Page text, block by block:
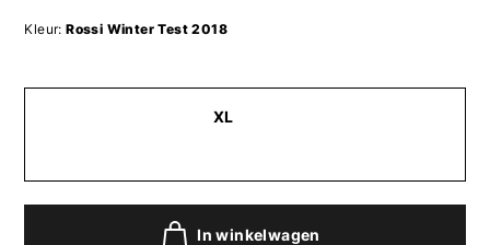
Kleur: Rossi Winter Test 2018
XL
In winkelwagen